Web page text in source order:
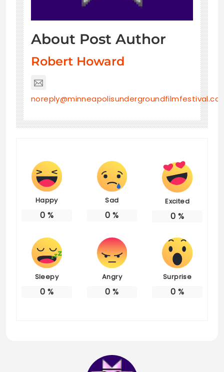
About Post Author
Robert Howard
Happy
0 %
Sad
0 %
Excited
0 %
Sleepy
0 %
Angry
0 %
Surprise
0 %